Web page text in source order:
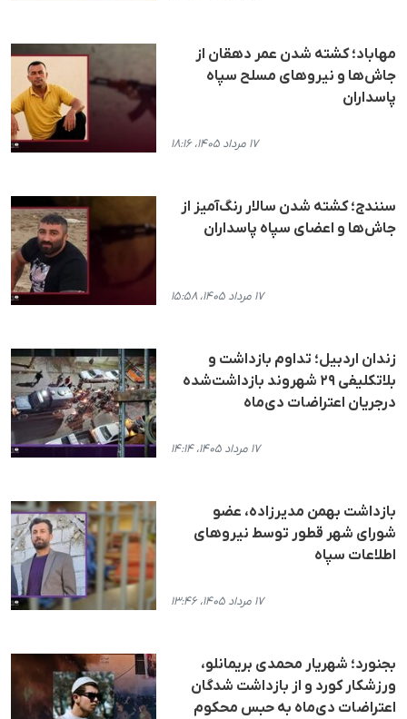
مهاباد؛ کشته شدن عمر دهقان از
جاش‌ها و نیروهای مسلح سپاه
پاسداران
۱۷ مرداد ۱۴۰۵، ۱۸:۱۶
سنندج؛ کشته شدن سالار رنگ‌آمیز از
جاش‌ها و اعضای سپاه پاسداران
۱۷ مرداد ۱۴۰۵، ۱۵:۵۸
زندان اردبیل؛ تداوم بازداشت و
بلاتکلیفی ۲۹ شهروند بازداشت‌شده
درجریان اعتراضات دی‌ماه
۱۷ مرداد ۱۴۰۵، ۱۴:۱۴
بازداشت بهمن مدیرزاده، عضو
شورای شهر قطور توسط نیروهای
اطلاعات سپاه
۱۷ مرداد ۱۴۰۵، ۱۳:۴۶
بجنورد؛ شهریار محمدی بریمانلو،
ورزشکار کورد و از بازداشت شدگان
اعتراضات دی‌ماه به حبس محکوم